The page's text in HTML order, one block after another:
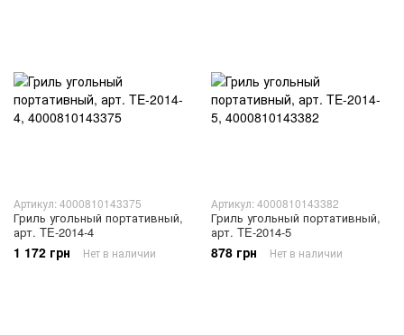
Артикул: 4000810143375
Гриль угольный портативный,
арт. TE-2014-4
1 172 грн Нет в наличии
Артикул: 4000810143382
Гриль угольный портативный,
арт. TE-2014-5
878 грн Нет в наличии